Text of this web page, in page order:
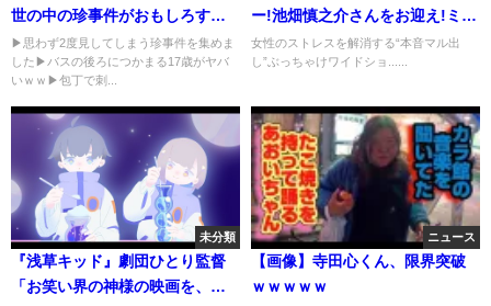
世の中の珍事件がおもしろすぎ
るｗｗ【ツッコミ】
▶︎思わず2度見してしまう珍事件を集めま
した▶︎バスの後ろにつかまる17歳がヤバ
いｗｗ▶︎包丁で刺...
ー!池畑慎之介さんをお迎え!ミエ
&amp;ミッツも! 2020年6月5日
女性のストレスを解消する“本音マル出
し”ぶっちゃけワイドショ......
未分類
『浅草キッド』劇団ひとり監督
「お笑い界の神様の映画を、僕
ニュース
【画像】寺田心くん、限界突破
ｗｗｗｗｗ